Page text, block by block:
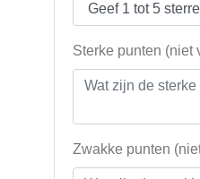
Sterke punten (niet
Zwakke punten